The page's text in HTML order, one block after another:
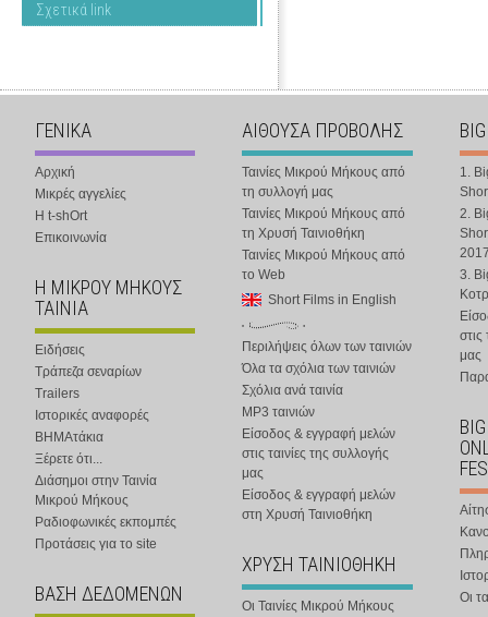
Σχετικά link
ΓΕΝΙΚΑ
Αρχική
Μικρές αγγελίες
Η t-shOrt
Επικοινωνία
Η ΜΙΚΡΟΥ ΜΗΚΟΥΣ
ΤΑΙΝΙΑ
Ειδήσεις
Τράπεζα σεναρίων
Trailers
Ιστορικές αναφορές
ΒΗΜΑτάκια
Ξέρετε ότι...
Διάσημοι στην Ταινία
Μικρού Μήκους
Ραδιοφωνικές εκπομπές
Προτάσεις για το site
ΒΑΣΗ ΔΕΔΟΜΕΝΩΝ
ΑΙΘΟΥΣΑ ΠΡΟΒΟΛΗΣ
Ταινίες Μικρού Μήκους από
τη συλλογή μας
Ταινίες Μικρού Μήκους από
τη Χρυσή Ταινιοθήκη
Ταινίες Μικρού Μήκους από
το Web
Short Films in English
Περιλήψεις όλων των ταινιών
Όλα τα σχόλια των ταινιών
Σχόλια ανά ταινία
MP3 ταινιών
Είσοδος & εγγραφή μελών
στις ταινίες της συλλογής
μας
Είσοδος & εγγραφή μελών
στη Χρυσή Ταινιοθήκη
ΧΡΥΣΗ ΤΑΙΝΙΟΘΗΚΗ
Οι Ταινίες Μικρού Μήκους
1.
2.
3.
στις
μας
Οι